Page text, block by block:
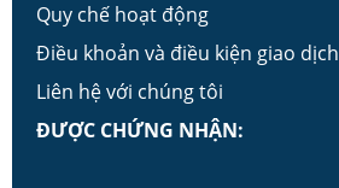
Quy chế hoạt động
Điều khoản và điều kiện giao dịch
Liên hệ với chúng tôi
ĐƯỢC CHỨNG NHẬN: